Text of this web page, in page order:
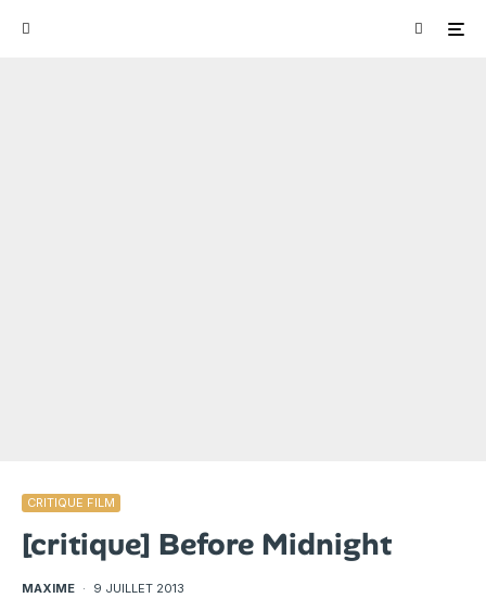
CRITIQUE FILM
[critique] Before Midnight
MAXIME · 9 JUILLET 2013